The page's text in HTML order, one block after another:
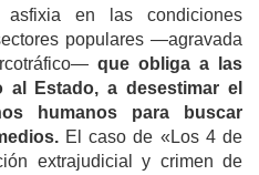
asfixia en las condiciones
populares —agravada
que obliga a las
al Estado, a desestimar el
humanos para buscar
El caso de «Los 4 de
extrajudicial y crimen de